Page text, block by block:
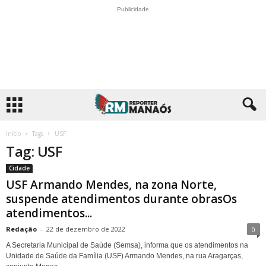
Publicidade
Início Tags USF
Tag: USF
Cidade
USF Armando Mendes, na zona Norte,
suspende atendimentos durante obrasOs
atendimentos...
Redação - 22 de dezembro de 2022 0
A Secretaria Municipal de Saúde (Semsa), informa que os atendimentos na
Unidade de Saúde da Família (USF) Armando Mendes, na rua Aragarças,